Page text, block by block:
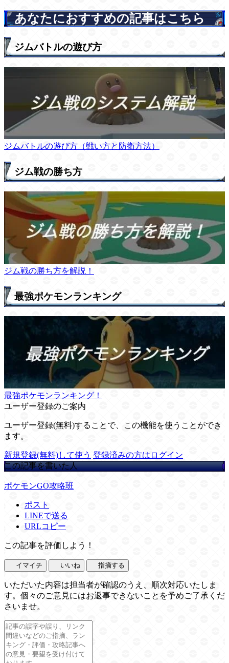
あなたにおすすめの記事はこちら
ジムバトルの遊び方
ジムバトルの遊び方（戦い方と防衛方法）
ジム戦の勝ち方
ジム戦の勝ち方を解説！
最強ポケモンランキング
最強ポケモンランキング！
ユーザー登録のご案内
ユーザー登録(無料)することで、この機能を使うことができ
ます。
新規登録(無料)して使う 登録済みの方はログイン
この記事を書いた人
ポケモンGO攻略班
ポスト
LINEで送る
URLコピー
この記事を評価しよう！
イマイチ いいね 指摘する
いただいた内容は担当者が確認のうえ、順次対応いたしま
す。個々のご意見にはお返事できないことを予めご了承くだ
さいませ。